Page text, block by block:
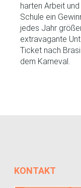
harten Arbeit
Schule ein
jedes Jahr
extravagante
Ticket nach
dem Karneval.
KONTAKT